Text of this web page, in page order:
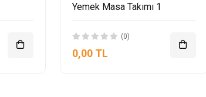
Yemek Masa Takımı 1
(0)
0,00 TL